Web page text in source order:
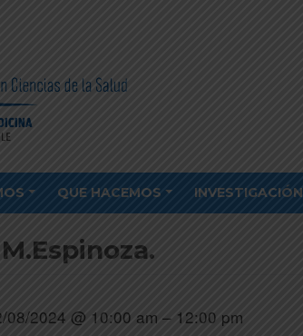
QUE HACEMOS INVESTIGACIÓN
08/2024 @ 10:00 am – 12:00 pm